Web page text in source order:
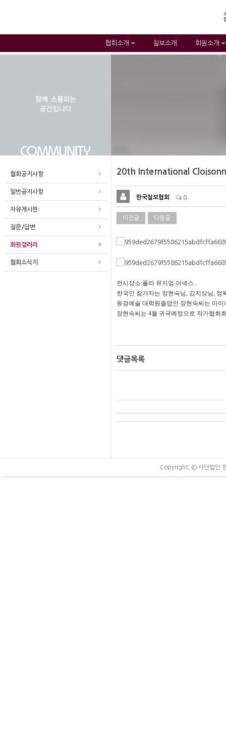
협회소개 칠보소개 회원소개
협회공지사항
일반공지사항
자유게시판
질문/답변
회원갤러리
협회소식지
20th International
한국칠보협회 0
이전글 다음글
전시장소:폴라 뮤지엄 아넥스..
한국인 참가자는 장현숙님, 김지상님, 정
동경예술 대학원졸업인 장현숙씨는 마
장현숙씨는 4월 귀국예정으로 작가협회
댓글목록
Copyright. © 사단법인